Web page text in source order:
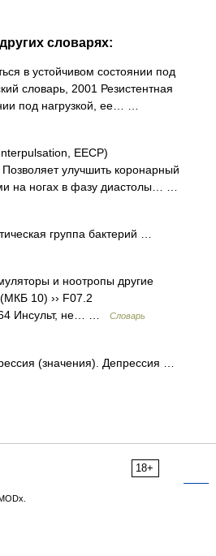
словарях:
в устойчивом состоянии под
словарь, 2001 Резистентная
под нагрузкой, ее… …
EECP)
улучшить коронарный
на ногах в фазу диастолы… …
группа бактерий …
и ноотропы другие
10) ›› F07.2
Инсульт, не… …
Словарь
(значения). Депрессия …
18+